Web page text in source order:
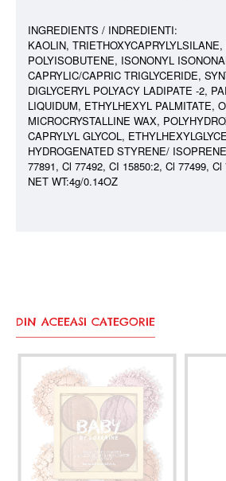
INGREDIENTS / INDREDIENTI:
KAOLIN,
POLYISOBUTENE, ISONONYL
CAPRYLIC/CAPRIC TRIGLYCERIDE,
DIGLYCERYL POLYACY LADIPATE -2,
LIQUIDUM, ETHYLHEXYL PALMITATE,
MICROCRYSTALLINE WAX,
CAPRYLYL GLYCOL,
HYDROGENATED STYRENE/
77891, Cl 77492, CI 15850:2, Cl 77499, Cl
NET WT:4g/0.14OZ
DIN ACEEASI CATEGORIE